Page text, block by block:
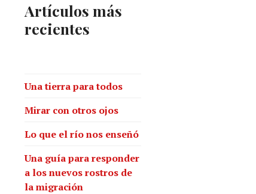
Artículos más
recientes
Una tierra para todos
Mirar con otros ojos
Lo que el río nos enseñó
Una guía para responder
a los nuevos rostros de
la migración